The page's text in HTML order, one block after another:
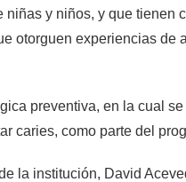
y niños, y que tienen
otorguen experiencias de
preventiva, en la cual
caries, como parte del
la institución, David